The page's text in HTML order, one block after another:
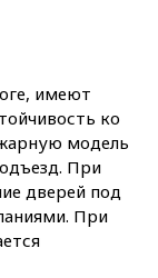
имеют
ко
модель
При
дверей под
При